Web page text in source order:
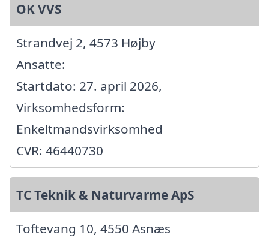
OK VVS
Strandvej 2, 4573 Højby
Ansatte:
Startdato: 27. april 2026,
Virksomhedsform:
Enkeltmandsvirksomhed
CVR: 46440730
TC Teknik & Naturvarme ApS
Toftevang 10, 4550 Asnæs